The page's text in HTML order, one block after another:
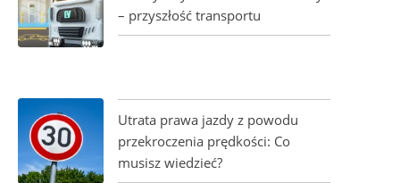
– przyszłość transportu
Utrata prawa jazdy z powodu
przekroczenia prędkości: Co
musisz wiedzieć?